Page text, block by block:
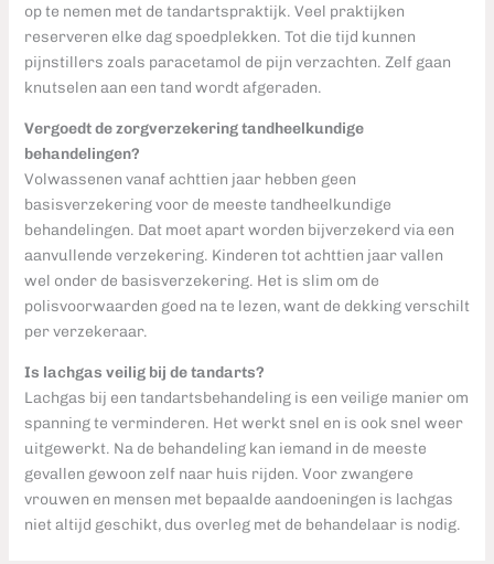
op te nemen met de tandartspraktijk. Veel praktijken
reserveren elke dag spoedplekken. Tot die tijd kunnen
pijnstillers zoals paracetamol de pijn verzachten. Zelf gaan
knutselen aan een tand wordt afgeraden.
Vergoedt de zorgverzekering tandheelkundige
behandelingen?
Volwassenen vanaf achttien jaar hebben geen
basisverzekering voor de meeste tandheelkundige
behandelingen. Dat moet apart worden bijverzekerd via een
aanvullende verzekering. Kinderen tot achttien jaar vallen
wel onder de basisverzekering. Het is slim om de
polisvoorwaarden goed na te lezen, want de dekking verschilt
per verzekeraar.
Is lachgas veilig bij de tandarts?
Lachgas bij een tandartsbehandeling is een veilige manier om
spanning te verminderen. Het werkt snel en is ook snel weer
uitgewerkt. Na de behandeling kan iemand in de meeste
gevallen gewoon zelf naar huis rijden. Voor zwangere
vrouwen en mensen met bepaalde aandoeningen is lachgas
niet altijd geschikt, dus overleg met de behandelaar is nodig.